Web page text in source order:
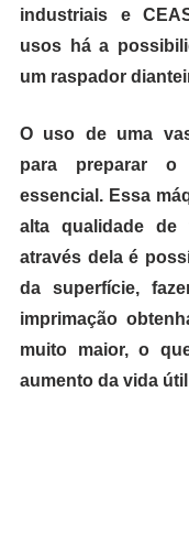
industriais e
usos há a
um raspador
O uso de uma
para preparar
essencial. Essa
alta qualidade de
através dela é
da superfície,
imprimação
muito maior, o
aumento da vida